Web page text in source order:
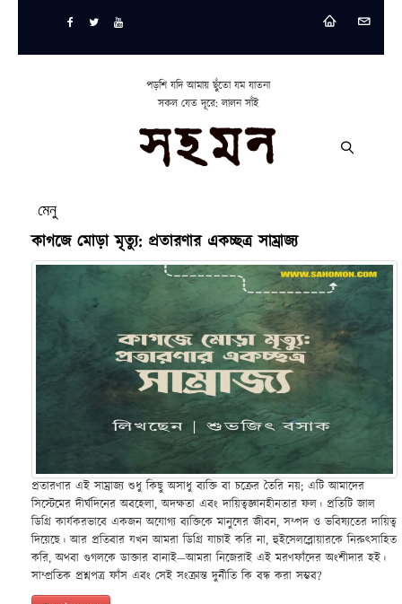
পড়শি যদি আমায় ছুঁতো যম যাতনা
সকল যেত দূরে: লালন সাঁই
মেনু
কাগজে মোড়া মৃত্যু: প্রতারণার একচ্ছত্র সাম্রাজ্য
প্রতারণার এই সাম্রাজ্য শুধু কিছু অসাধু ব্যক্তি বা চক্রের তৈরি নয়; এটি আমাদের
সিস্টেমের দীর্ঘদিনের অবহেলা, অদক্ষতা এবং দায়িত্বজ্ঞানহীনতার ফল। প্রতিটি জাল
ডিগ্রি কার্যকরভাবে একজন অযোগ্য ব্যক্তিকে মানুষের জীবন, সম্পদ ও ভবিষ্যতের দায়িত্ব
দিয়েছে। আর প্রতিবার যখন আমরা ডিগ্রি যাচাই করি না, হুইসেলব্লোয়ারকে নিরুৎসাহিত
করি, অথবা গুগলকে ডাক্তার বানাই—আমরা নিজেরাই এই মরণফাঁদের অংশীদার হই।
সাম্প্রতিক প্রশ্নপত্র ফাঁস এবং সেই সংক্রান্ত দুর্নীতি কি বন্ধ করা সম্ভব?